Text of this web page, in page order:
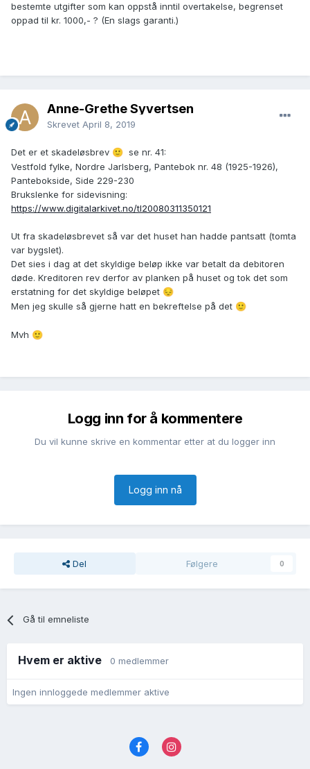
bestemte utgifter som kan oppstå inntil overtakelse, begrenset
oppad til kr. 1000,- ? (En slags garanti.)
Anne-Grethe Syvertsen
Skrevet April 8, 2019
Det er et skadeløsbrev 🙂 se nr. 41:
Vestfold fylke, Nordre Jarlsberg, Pantebok nr. 48 (1925-1926),
Pantebokside, Side 229-230
Brukslenke for sidevisning:
https://www.digitalarkivet.no/tl20080311350121
Ut fra skadeløsbrevet så var det huset han hadde pantsatt (tomta
var bygslet).
Det sies i dag at det skyldige beløp ikke var betalt da debitoren
døde. Kreditoren rev derfor av planken på huset og tok det som
erstatning for det skyldige beløpet 😔
Men jeg skulle så gjerne hatt en bekreftelse på det 🙂
Mvh 🙂
Logg inn for å kommentere
Du vil kunne skrive en kommentar etter at du logger inn
Logg inn nå
Del Følgere 0
Gå til emneliste
Hvem er aktive 0 medlemmer
Ingen innloggede medlemmer aktive